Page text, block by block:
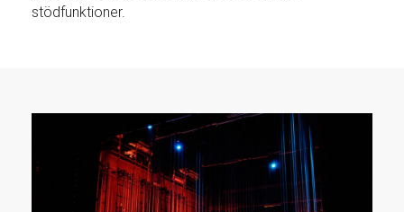
stödfunktioner.